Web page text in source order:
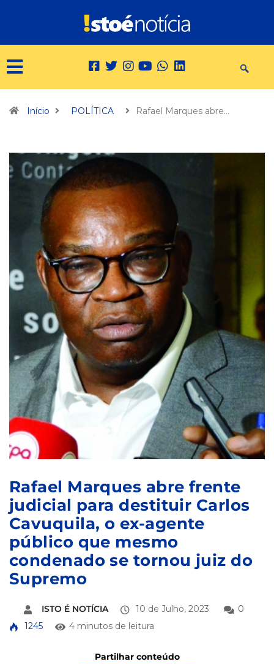
Início POLÍTICA Rafael Marques abre…
Rafael Marques abre frente
judicial para destituir Carlos
Cavuquila, o ex-agente
público que mesmo
condenado se tornou juiz do
Supremo
ISTO É NOTÍCIA 10 de Julho, 2023
0
1245
4 minutos de leitura
Partilhar conteúdo